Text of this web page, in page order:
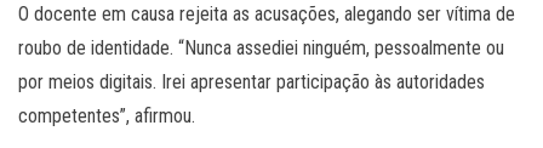
O docente em causa rejeita as acusações, alegando ser vítima de
roubo de identidade. “Nunca assediei ninguém, pessoalmente ou
por meios digitais. Irei apresentar participação às autoridades
competentes”, afirmou.